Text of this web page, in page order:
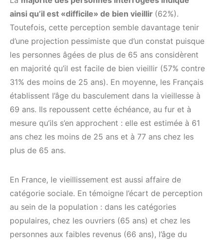
ainsi qu’il est «difficile» de bien vieillir (62%).
Toutefois, cette perception semble davantage tenir
d’une projection pessimiste que d’un constat puisque
les personnes âgées de plus de 65 ans considèrent
en majorité qu’il est facile de bien vieillir (57% contre
31% des moins de 25 ans). En moyenne, les Français
établissent l’âge du basculement dans la vieillesse à
69 ans. Ils repoussent cette échéance, au fur et à
mesure qu’ils s’en approchent : elle est estimée à 61
ans chez les moins de 25 ans et à 77 ans chez les
plus de 65 ans.
En France, le vieillissement est aussi affaire de
catégorie sociale. En témoigne l’écart de perception
au sein de la population : dans les catégories
populaires, chez les ouvriers (65 ans) et chez les
personnes aux faibles revenus (66 ans), l’âge du